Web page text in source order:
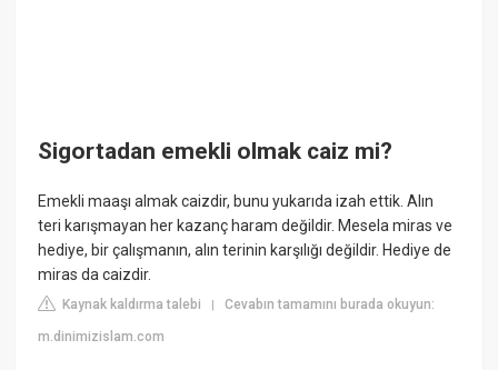
Sigortadan emekli olmak caiz mi?
Emekli maaşı almak caizdir, bunu yukarıda izah ettik. Alın
teri karışmayan her kazanç haram değildir. Mesela miras ve
hediye, bir çalışmanın, alın terinin karşılığı değildir. Hediye de
miras da caizdir.
Kaynak kaldırma talebi |Cevabın tamamını burada okuyun:
m.dinimizislam.com